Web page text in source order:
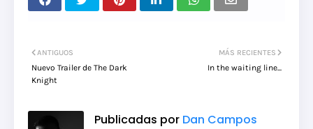
MÁS RECIENTES
In the waiting line...
ANTIGUOS
Nuevo Trailer de The Dark
Knight
Publicadas por Dan Campos